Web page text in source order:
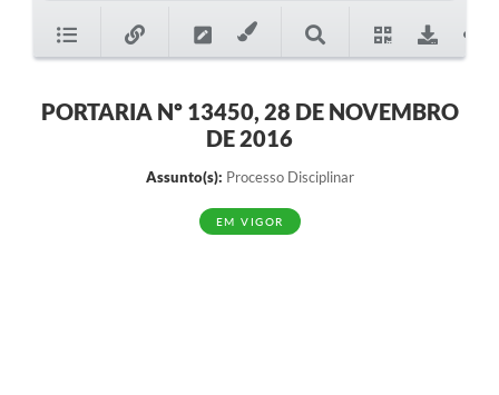
PORTARIA Nº 13450, 28 DE NOVEMBRO
DE 2016
Assunto(s): Processo Disciplinar
EM VIGOR